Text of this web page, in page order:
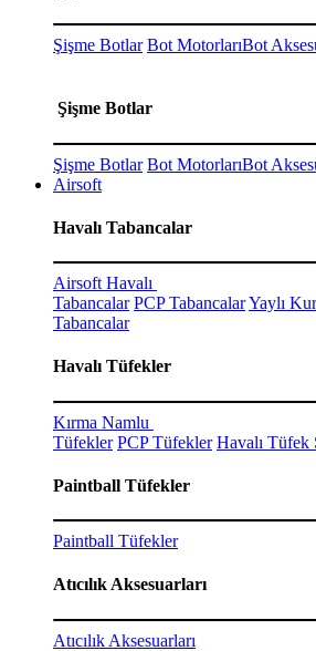
Şişme Botlar Bot MotorlarıBot
Şişme Botlar
Şişme Botlar Bot MotorlarıBot
Airsoft
Havalı Tabancalar
Airsoft Havalı
Tabancalar PCP TabancalarYaylı
Tabancalar
Havalı Tüfekler
Kırma Namlu
Tüfekler PCP Tüfekler Havalı Tüfek
Paintball Tüfekler
Paintball Tüfekler
Atıcılık Aksesuarları
Atıcılık Aksesuarları